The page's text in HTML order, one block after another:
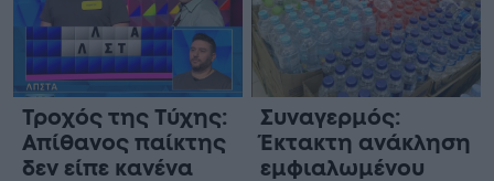
Τροχός της Τύχης:
Απίθανος παίκτης
δεν είπε κανένα
Συναγερμός:
Έκτακτη ανάκληση
εμφιαλωμένου